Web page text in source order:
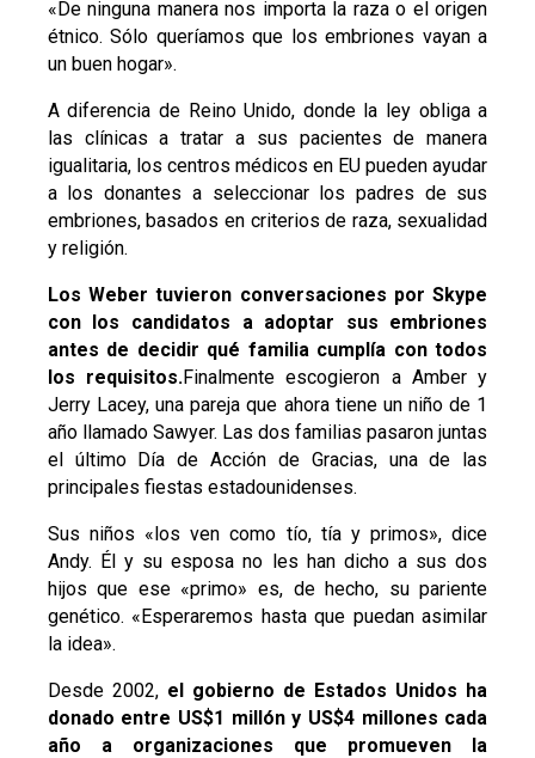
«De ninguna manera nos importa la raza o el origen
étnico. Sólo queríamos que los embriones vayan a
un buen hogar».
A diferencia de Reino Unido, donde la ley obliga a
las clínicas a tratar a sus pacientes de manera
igualitaria, los centros médicos en EU pueden ayudar
a los donantes a seleccionar los padres de sus
embriones, basados en criterios de raza, sexualidad
y religión.
Los Weber tuvieron conversaciones por Skype
con los candidatos a adoptar sus embriones
antes de decidir qué familia cumplía con todos
los requisitos.Finalmente escogieron a Amber y
Jerry Lacey, una pareja que ahora tiene un niño de 1
año llamado Sawyer. Las dos familias pasaron juntas
el último Día de Acción de Gracias, una de las
principales fiestas estadounidenses.
Sus niños «los ven como tío, tía y primos», dice
Andy. Él y su esposa no les han dicho a sus dos
hijos que ese «primo» es, de hecho, su pariente
genético. «Esperaremos hasta que puedan asimilar
la idea».
Desde 2002, el gobierno de Estados Unidos ha
donado entre US$1 millón y US$4 millones cada
año a organizaciones que promueven la